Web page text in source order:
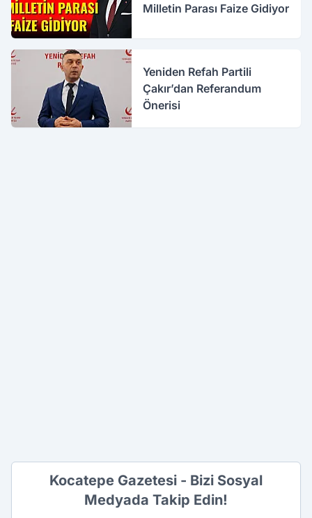
Milletin Parası Faize Gidiyor
Yeniden Refah Partili
Çakır’dan Referandum
Önerisi
Kocatepe Gazetesi - Bizi Sosyal
Medyada Takip Edin!